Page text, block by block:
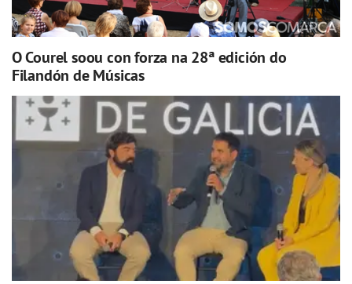
O Courel soou con forza na 28ª edición do
Filandón de Músicas